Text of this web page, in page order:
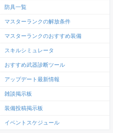
防具一覧
マスターランクの解放条件
マスターランクのおすすめ装備
スキルシミュレータ
おすすめ武器診断ツール
アップデート最新情報
雑談掲示板
装備投稿掲示板
イベントスケジュール